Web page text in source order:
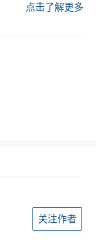
点击了解更多
关注作者